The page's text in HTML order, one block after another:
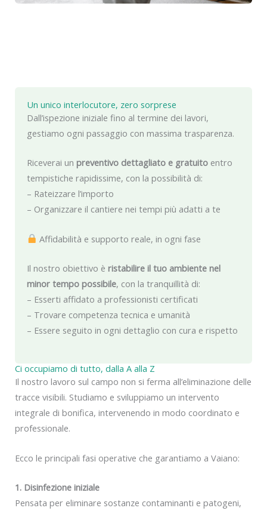
Ci occupiamo di tutto, dalla A alla Z
Il nostro lavoro sul campo non si ferma all’eliminazione delle
tracce visibili. Studiamo e sviluppiamo un intervento
integrale di bonifica, intervenendo in modo coordinato e
professionale.
Ecco le principali fasi operative che garantiamo a Vaiano:
1. Disinfezione iniziale
Pensata per eliminare sostanze contaminanti e patogeni,
Un unico interlocutore, zero sorprese
Dall’ispezione iniziale fino al termine dei lavori,
gestiamo ogni passaggio con massima trasparenza.
Riceverai un preventivo dettagliato e gratuito entro
tempistiche rapidissime, con la possibilità di:
– Rateizzare l’importo
– Organizzare il cantiere nei tempi più adatti a te
Affidabilità e supporto reale, in ogni fase
Il nostro obiettivo è ristabilire il tuo ambiente nel
minor tempo possibile, con la tranquillità di:
– Esserti affidato a professionisti certificati
– Trovare competenza tecnica e umanità
– Essere seguito in ogni dettaglio con cura e rispetto